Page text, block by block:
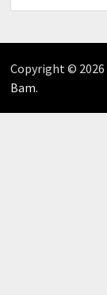
Copyright © 2026
Bam.